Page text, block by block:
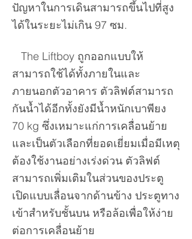
ปัญหาในการเดินสามารถขึ้นไปที่สูง
ได้ในระยะไม่เกิน 97 ซม.
The Liftboy ถูกออกแบบให้
สามารถใช้ได้ทั้งภายในและ
ภายนอกตัวอาคาร ตัวลิฟต์สามารถ
กันน้ำได้อีกทั้งยังมีน้ำหนักเบาพียง
70 kg ซึ่งเหมาะแก่การเคลื่อนย้าย
และเป็นตัวเลือกที่ยอดเยี่ยมเมื่อมีเหตุ
ต้องใช้งานอย่างเร่งด่วน ตัวลิฟต์
สามารถเพิ่มเติมในส่วนของประตู
เปิดแบบเลื่อนจากด้านข้าง ประตูทาง
เข้าสำหรับชั้นบน หรือล้อเพื่อให้ง่าย
ต่อการเคลื่อนย้าย